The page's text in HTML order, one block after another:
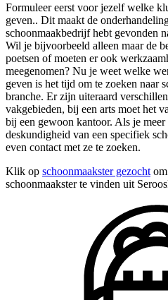
Formuleer eerst voor jezelf welke
geven.. Dit maakt de
schoonmaakbedrijf hebt gevonden
Wil je bijvoorbeeld alleen maar de
poetsen of moeten er ook
meegenomen? Nu je weet welke
geven is het tijd om te zoeken naar
branche. Er zijn uiteraard
vakgebieden, bij een arts moet het
bij een gewoon kantoor. Als je
deskundigheid van een specifiek
even contact met ze te zoeken.
Klik op schoonmaakster gezocht
schoonmaakster te vinden uit